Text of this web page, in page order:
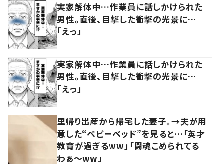
実家解体中…作業員に話しかけられた
男性。直後、目撃した衝撃の光景に…
「えっ」
実家解体中…作業員に話しかけられた
男性。直後、目撃した衝撃の光景に…
「えっ」
里帰り出産から帰宅した妻子。→夫が用
意した“ベビーベッド”を見ると…「英才
教育が過ぎるww」「闘魂こめられてる
わぁ～ww」